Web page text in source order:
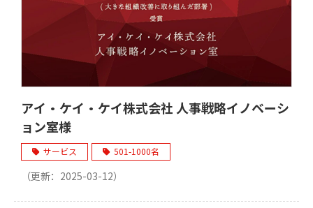
アイ・ケイ・ケイ株式会社 人事戦略イノベーシ
ョン室様
サービス 501-1000名
（更新： 2025-03-12）